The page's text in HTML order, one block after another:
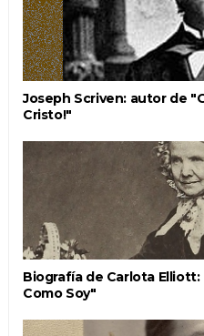
Joseph Scriven: autor de
Cristo!"
Biografía de Carlota
Como Soy"